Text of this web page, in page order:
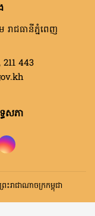
រាជធានីភ្នំពេញ
211 443
សភា
រាជាណាចក្រកម្ពុជា